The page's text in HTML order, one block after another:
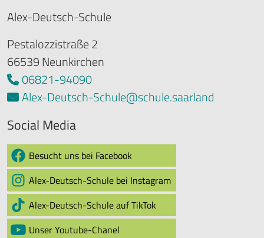
Alex-Deutsch-Schule
Pestalozzistraße 2
66539 Neunkirchen
06821-94090
Alex-Deutsch-Schule@schule.saarland
Social Media
Besucht uns bei Facebook
Alex-Deutsch-Schule bei Instagram
Alex-Deutsch-Schule auf TikTok
Unser Youtube-Chanel